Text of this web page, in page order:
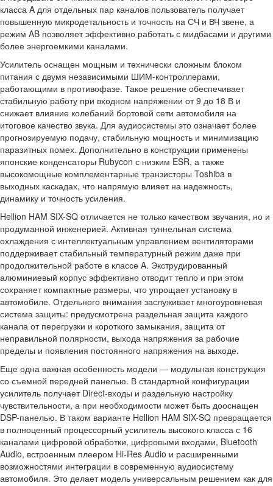
класса A для отдельных пар каналов пользователь получает
повышенную микродетальность и точность на СЧ и ВЧ звене, а
режим AB позволяет эффективно работать с мидбасами и другими
более энергоемкими каналами.
Усилитель оснащен мощным и технически сложным блоком
питания с двумя независимыми ШИМ-контроллерами,
работающими в противофазе. Такое решение обеспечивает
стабильную работу при входном напряжении от 9 до 18 В и
снижает влияние колебаний бортовой сети автомобиля на
итоговое качество звука. Для аудиосистемы это означает более
прогнозируемую подачу, стабильную мощность и минимизацию
паразитных помех. Дополнительно в конструкции применены
японские конденсаторы Rubycon с низким ESR, а также
высокомощные комплементарные транзисторы Toshiba в
выходных каскадах, что напрямую влияет на надежность,
динамику и точность усиления.
Hellion HAM SIX-SQ отличается не только качеством звучания, но и
продуманной инженерией. Активная туннельная система
охлаждения с интеллектуальным управлением вентиляторами
поддерживает стабильный температурный режим даже при
продолжительной работе в классе A. Экструдированный
алюминиевый корпус эффективно отводит тепло и при этом
сохраняет компактные размеры, что упрощает установку в
автомобиле. Отдельного внимания заслуживает многоуровневая
система защиты: предусмотрена раздельная защита каждого
канала от перегрузки и короткого замыкания, защита от
неправильной полярности, выхода напряжения за рабочие
пределы и появления постоянного напряжения на выходе.
Еще одна важная особенность модели — модульная конструкция
со съемной передней панелью. В стандартной конфигурации
усилитель получает Direct-входы и раздельную настройку
чувствительности, а при необходимости может быть дооснащен
DSP-панелью. В таком варианте Hellion HAM SIX-SQ превращается
в полноценный процессорный усилитель высокого класса с 16
каналами цифровой обработки, цифровыми входами, Bluetooth
Audio, встроенным плеером Hi-Res Audio и расширенными
возможностями интеграции в современную аудиосистему
автомобиля. Это делает модель универсальным решением как для